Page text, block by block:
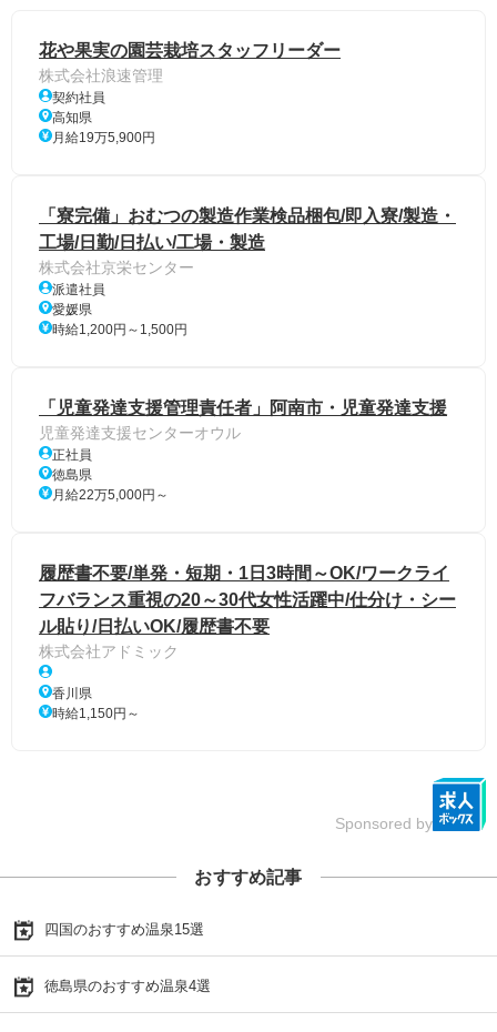
花や果実の園芸栽培スタッフリーダー
株式会社浪速管理
契約社員
高知県
月給19万5,900円
「寮完備」おむつの製造作業検品梱包/即入寮/製造・
工場/日勤/日払い/工場・製造
株式会社京栄センター
派遣社員
愛媛県
時給1,200円～1,500円
「児童発達支援管理責任者」阿南市・児童発達支援
児童発達支援センターオウル
正社員
徳島県
月給22万5,000円～
履歴書不要/単発・短期・1日3時間～OK/ワークライ
フバランス重視の20～30代女性活躍中/仕分け・シー
ル貼り/日払いOK/履歴書不要
株式会社アドミック
香川県
時給1,150円～
Sponsored by
おすすめ記事
四国のおすすめ温泉15選
徳島県のおすすめ温泉4選